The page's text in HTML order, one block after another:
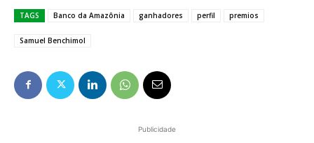
TAGS Banco da Amazônia ganhadores perfil premios
Samuel Benchimol
Publicidade